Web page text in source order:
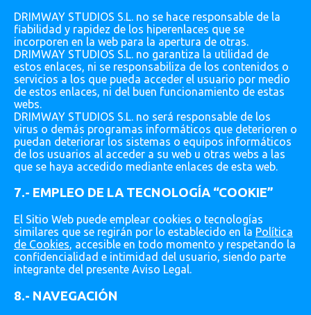
DRIMWAY STUDIOS S.L. no se hace responsable de la
fiabilidad y rapidez de los hiperenlaces que se
incorporen en la web para la apertura de otras.
DRIMWAY STUDIOS S.L. no garantiza la utilidad de
estos enlaces, ni se responsabiliza de los contenidos o
servicios a los que pueda acceder el usuario por medio
de estos enlaces, ni del buen funcionamiento de estas
webs.
DRIMWAY STUDIOS S.L. no será responsable de los
virus o demás programas informáticos que deterioren o
puedan deteriorar los sistemas o equipos informáticos
de los usuarios al acceder a su web u otras webs a las
que se haya accedido mediante enlaces de esta web.
7.- EMPLEO DE LA TECNOLOGÍA “COOKIE”
El Sitio Web puede emplear cookies o tecnologías
similares que se regirán por lo establecido en la Política
de Cookies, accesible en todo momento y respetando la
confidencialidad e intimidad del usuario, siendo parte
integrante del presente Aviso Legal.
8.- NAVEGACIÓN